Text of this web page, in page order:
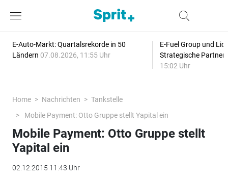
E-Auto-Markt: Quartalsrekorde in 50
Ländern 07.08.2026, 11:55 Uhr
E-Fuel Group und
Strategische
15:02 Uhr
Home Nachrichten
Tankstelle
Mobile Payment: Otto Gruppe stellt Yapital ein
Mobile Payment: Otto Gruppe stellt
Yapital ein
02.12.2015 11:43 Uhr